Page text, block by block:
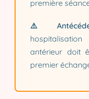
première
⚠️
antérieur doit
premier